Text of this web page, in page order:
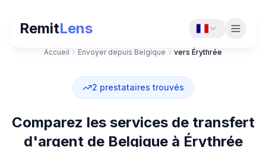
RemitLens
Accueil Envoyer depuis Belgique vers Érythrée
2 prestataires trouvés
Comparez les services de transfert
d'argent de Belgique à Érythrée